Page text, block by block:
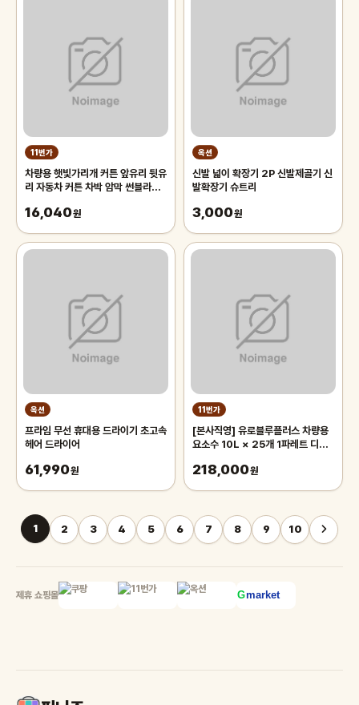
11번가
차량용 햇빛가리개 커튼 앞유리 뒷유
리 자동차 커튼 차박 암막 썬블라인
리햇
16,040원
옥션
신발 넓이 확장기 2P 신발제골기 신
발확장기 슈트리
3,000원
옥션
프라임 무선 휴대용 드라이기 초고속
헤어 드라이어
61,990원
11번가
[본사직영] 유로블루플러스 차량용
요소수 10L × 25개 1파레트 디젤
218,000원
1 2 3 4 5 6 7 8 9 10
제휴 쇼핑몰